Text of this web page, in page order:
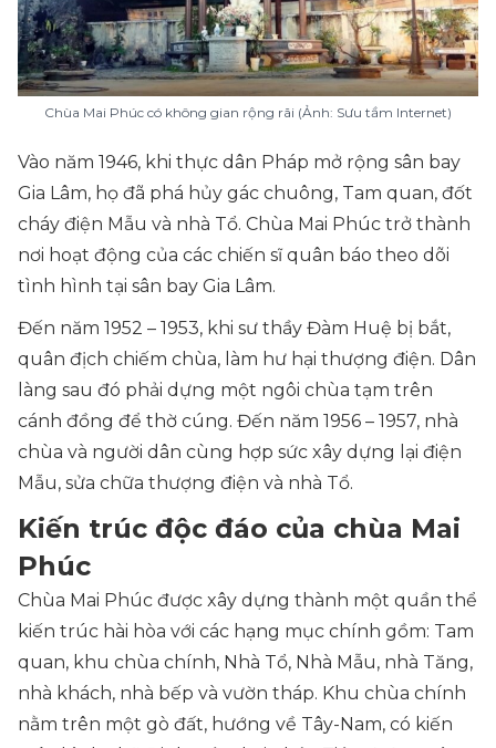
Chùa Mai Phúc có không gian rộng rãi (Ảnh: Sưu tầm Internet)
Vào năm 1946, khi thực dân Pháp mở rộng sân bay
Gia Lâm, họ đã phá hủy gác chuông, Tam quan, đốt
cháy điện Mẫu và nhà Tổ. Chùa Mai Phúc trở thành
nơi hoạt động của các chiến sĩ quân báo theo dõi
tình hình tại sân bay Gia Lâm.
Đến năm 1952 – 1953, khi sư thầy Đàm Huệ bị bắt,
quân địch chiếm chùa, làm hư hại thượng điện. Dân
làng sau đó phải dựng một ngôi chùa tạm trên
cánh đồng để thờ cúng. Đến năm 1956 – 1957, nhà
chùa và người dân cùng hợp sức xây dựng lại điện
Mẫu, sửa chữa thượng điện và nhà Tổ.
Kiến trúc độc đáo của chùa Mai
Phúc
Chùa Mai Phúc được xây dựng thành một quần thể
kiến trúc hài hòa với các hạng mục chính gồm: Tam
quan, khu chùa chính, Nhà Tổ, Nhà Mẫu, nhà Tăng,
nhà khách, nhà bếp và vườn tháp. Khu chùa chính
nằm trên một gò đất, hướng về Tây-Nam, có kiến